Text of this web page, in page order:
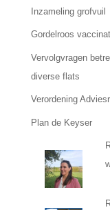
Inzameling grofvuil
Gordelroos
Vervolgvragen
diverse flats
Verordening
Plan de Keyser